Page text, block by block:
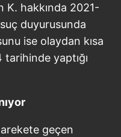
K. hakkında 2021-
suç duyurusunda
ise olaydan kısa
yaptığı
geçen